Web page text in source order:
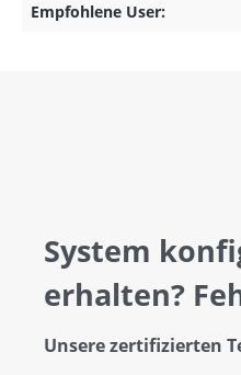
Empfohlene User:
System
erhalten?
Unsere zertifizierten